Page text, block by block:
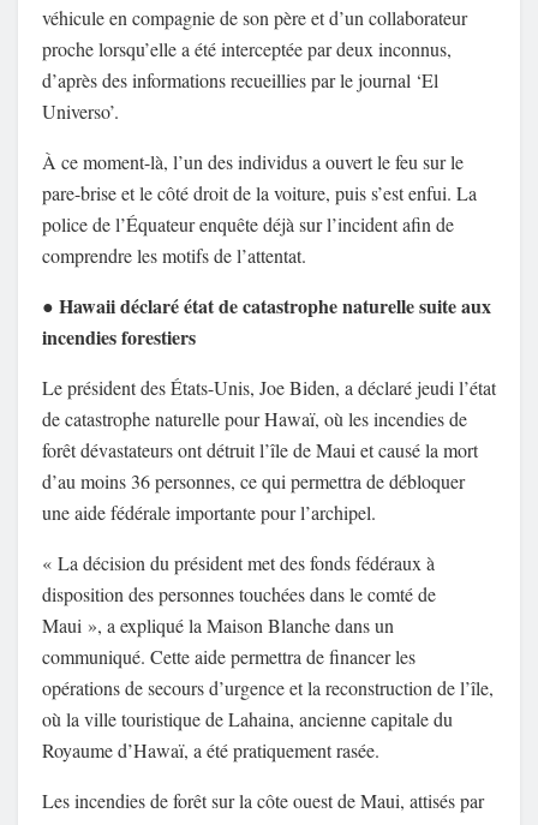
véhicule en compagnie de son père et d’un collaborateur
proche lorsqu’elle a été interceptée par deux inconnus,
d’après des informations recueillies par le journal ‘El
Universo’.
À ce moment-là, l’un des individus a ouvert le feu sur le
pare-brise et le côté droit de la voiture, puis s’est enfui. La
police de l’Équateur enquête déjà sur l’incident afin de
comprendre les motifs de l’attentat.
● Hawaii déclaré état de catastrophe naturelle suite aux
incendies forestiers
Le président des États-Unis, Joe Biden, a déclaré jeudi l’état
de catastrophe naturelle pour Hawaï, où les incendies de
forêt dévastateurs ont détruit l’île de Maui et causé la mort
d’au moins 36 personnes, ce qui permettra de débloquer
une aide fédérale importante pour l’archipel.
« La décision du président met des fonds fédéraux à
disposition des personnes touchées dans le comté de
Maui », a expliqué la Maison Blanche dans un
communiqué. Cette aide permettra de financer les
opérations de secours d’urgence et la reconstruction de l’île,
où la ville touristique de Lahaina, ancienne capitale du
Royaume d’Hawaï, a été pratiquement rasée.
Les incendies de forêt sur la côte ouest de Maui, attisés par